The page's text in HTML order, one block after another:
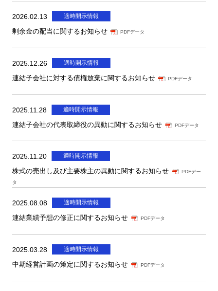
2026.02.13 適時開示情報
剰余金の配当に関するお知らせ PDFデータ
2025.12.26 適時開示情報
連結子会社に対する債権放棄に関するお知らせ PDFデータ
2025.11.28 適時開示情報
連結子会社の代表取締役の異動に関するお知らせ PDFデータ
2025.11.20 適時開示情報
株式の売出し及び主要株主の異動に関するお知らせ
PDFデー
タ
2025.08.08 適時開示情報
連結業績予想の修正に関するお知らせ PDFデータ
2025.03.28 適時開示情報
中期経営計画の策定に関するお知らせ PDFデータ